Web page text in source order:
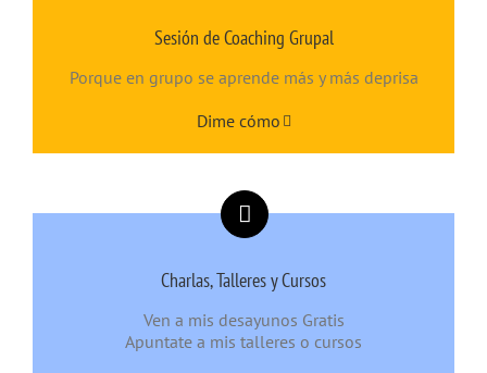
Sesión de Coaching Grupal
Porque en grupo se aprende más y más deprisa
Dime cómo
Charlas, Talleres y Cursos
Ven a mis desayunos Gratis
Apuntate a mis talleres o cursos